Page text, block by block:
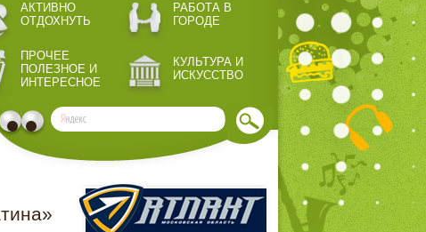
АКТИВНО
ОТДОХНУТЬ
РАБОТА В
ГОРОДЕ
ПРОЧЕЕ
ПОЛЕЗНОЕ И
ИНТЕРЕСНОЕ
КУЛЬТУРА И
ИСКУССТВО